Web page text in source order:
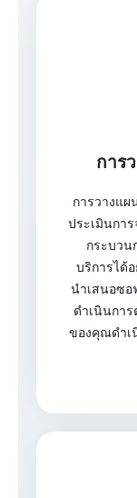
การ
การวางแผ
ประเมินกา
กระบวน
บริการได้
นำเสนอซ
ดำเนินการ
ของคุณดำเ